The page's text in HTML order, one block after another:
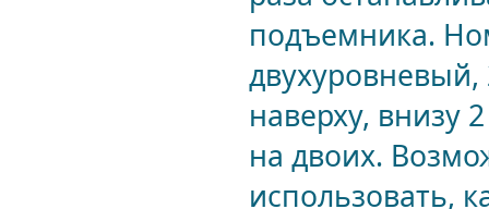
подъемника.
наверху, внизу
на двоих.
использовать,